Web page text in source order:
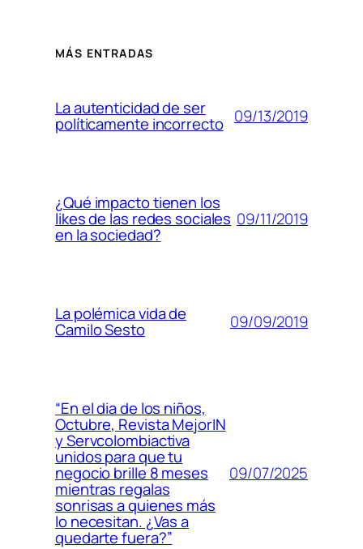
MÁS ENTRADAS
La autenticidad de ser
políticamente incorrecto 09/13/2019
¿Qué impacto tienen los
likes de las redes sociales
en la sociedad?
09/11/2019
La polémica vida de
Camilo Sesto 09/09/2019
“En el dia de los niños,
Octubre, Revista MejorIN
y Servcolombiactiva
unidos para que tu
negocio brille 8 meses
mientras regalas
sonrisas a quienes más
lo necesitan. ¿Vas a
quedarte fuera?”
09/07/2025